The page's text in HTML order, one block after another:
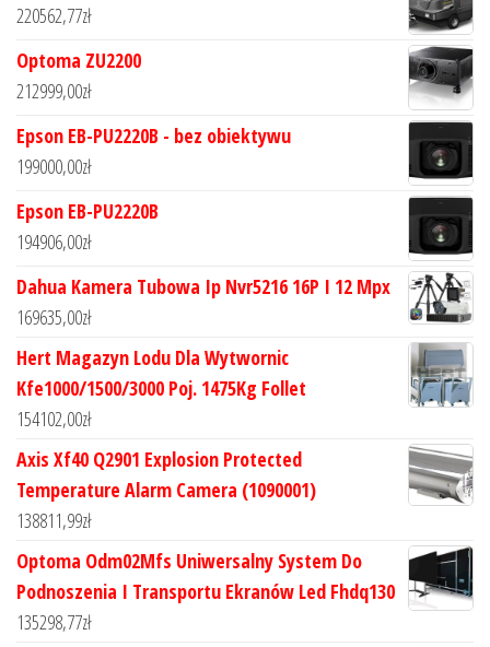
220562,77zł
Optoma ZU2200
212999,00zł
Epson EB-PU2220B - bez obiektywu
199000,00zł
Epson EB-PU2220B
194906,00zł
Dahua Kamera Tubowa Ip Nvr5216 16P I 12 Mpx
169635,00zł
Hert Magazyn Lodu Dla Wytwornic
Kfe1000/1500/3000 Poj. 1475Kg Follet
154102,00zł
Axis Xf40 Q2901 Explosion Protected
Temperature Alarm Camera (1090001)
138811,99zł
Optoma Odm02Mfs Uniwersalny System Do
Podnoszenia I Transportu Ekranów Led Fhdq130
135298,77zł